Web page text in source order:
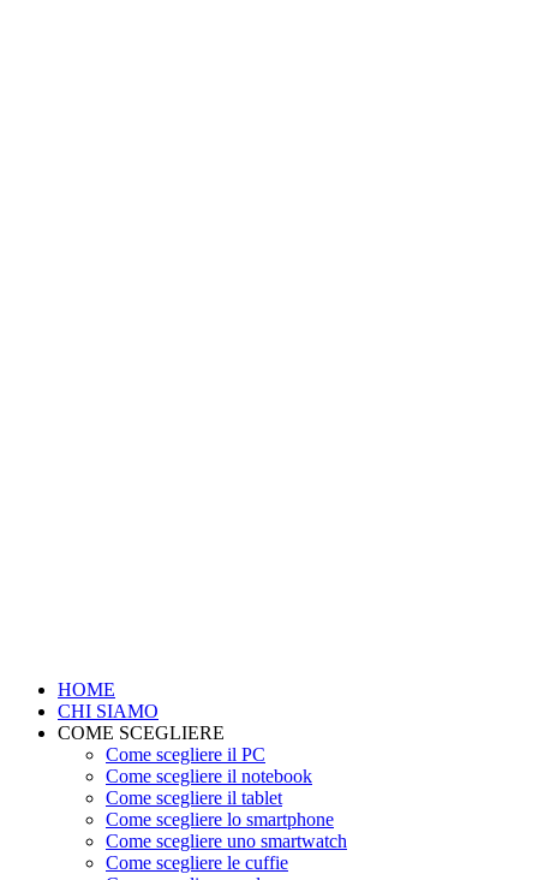
HOME
CHI SIAMO
COME SCEGLIERE
Come scegliere il PC
Come scegliere il notebook
Come scegliere il tablet
Come scegliere lo smartphone
Come scegliere uno smartwatch
Come scegliere le cuffie